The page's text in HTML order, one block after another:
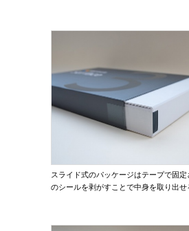
スライド式のパッケージはテープで固
のシールを剥がすことで中身を取り出せ